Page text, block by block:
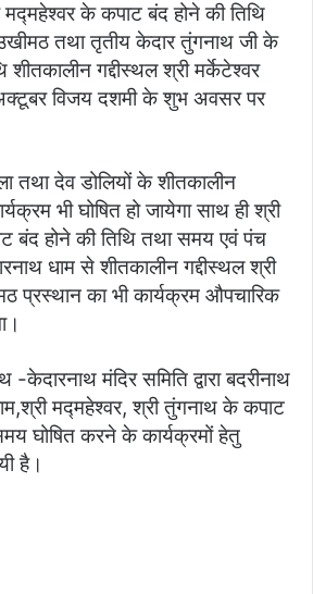
मद्महेश्वर के कपाट बंद होने की तिथि
तथा तृतीय केदार तुंगनाथ जी के
शीतकालीन गद्दीस्थल श्री मर्केटेश्वर
विजय दशमी के शुभ अवसर पर
तथा देव डोलियों के शीतकालीन
भी घोषित हो जायेगा साथ ही श्री
बंद होने की तिथि तथा समय एवं पंच
धाम से शीतकालीन गद्दीस्थल श्री
प्रस्थान का भी कार्यक्रम औपचारिक
-केदारनाथ मंदिर समिति द्वारा बदरीनाथ
मद्महेश्वर, श्री तुंगनाथ के कपाट
घोषित करने के कार्यक्रमों हेतु
है।